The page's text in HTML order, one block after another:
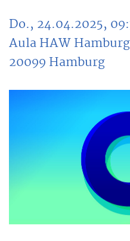
Do., 24.04.2025,
Aula HAW
20099 Hamburg